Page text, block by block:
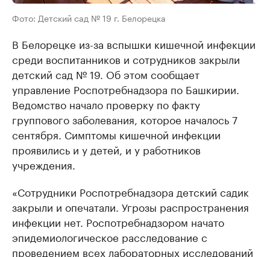
Фото: Детский сад № 19 г. Белорецка
В Белорецке из-за вспышки кишечной инфекции
среди воспитанников и сотрудников закрыли
детский сад № 19. Об этом сообщает
управление Роспотребнадзора по Башкирии.
Ведомство начало проверку по факту
группового заболевания, которое началось 7
сентября. Симптомы кишечной инфекции
проявились и у детей, и у работников
учреждения.
«Сотрудники Роспотребнадзора детский садик
закрыли и опечатали. Угрозы распространения
инфекции нет. Роспотребнадзором начато
эпидемиологическое расследование с
проведением всех лабораторных исследований